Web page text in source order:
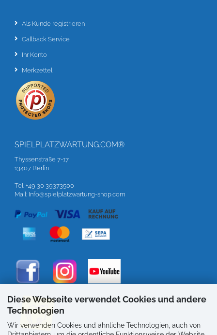
Diese Webseite verwendet Cookies und andere
Technologien
Wir verwenden Cookies und ähnliche Technologien, auch von
Als Kunde registrieren
Callback Service
Ihr Konto
Merkzettel
SPIELPLATZWARTUNG.COM®
Thyssenstraße 7-17
13407 Berlin
Tel. +49 30 39373500
Mail: Info@spielplatzwartung-shop.com